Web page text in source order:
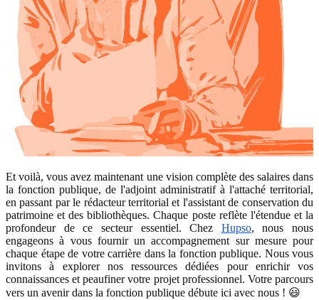
Et voilà, vous avez maintenant une vision complète des salaires dans
la fonction publique, de l'adjoint administratif à l'attaché territorial,
en passant par le rédacteur territorial et l'assistant de conservation du
patrimoine et des bibliothèques. Chaque poste reflète l'étendue et la
profondeur de ce secteur essentiel. Chez Hupso, nous nous
engageons à vous fournir un accompagnement sur mesure pour
chaque étape de votre carrière dans la fonction publique. Nous vous
invitons à explorer nos ressources dédiées pour enrichir vos
connaissances et peaufiner votre projet professionnel. Votre parcours
vers un avenir dans la fonction publique débute ici avec nous ! 😃